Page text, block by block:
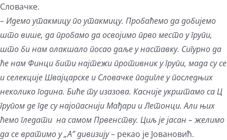
Словачке.
–Идемо утакмицу по утакмицу. Пробаћемо да добијемо
што више, да пробамо да освојимо прво место у групи,
што би нам олакшало посао даље у наставку. Сигурно да
ће нам Финци бити најтежи противник у групи, мада су се
и селекције Швајцарске и Словачке подигле у последњих
неколико година. Биће ту изазова. Касније укрштамо са Ц
групом де где су најопаснији Мађари и Летонци. Али њих
ћемо гледати на самом Првенству. Циљ је јасан – желимо
да се вратимо у „А” дивизију– рекао је Јовановић.